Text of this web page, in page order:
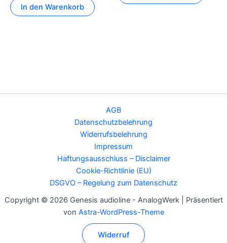
In den Warenkorb
AGB
Datenschutzbelehrung
Widerrufsbelehrung
Impressum
Haftungsausschluss – Disclaimer
Cookie-Richtlinie (EU)
DSGVO – Regelung zum Datenschutz
Copyright © 2026 Genesis audioline - AnalogWerk | Präsentiert
von Astra-WordPress-Theme
Widerruf